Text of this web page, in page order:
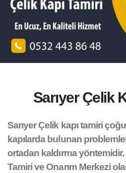
Sarıyer Çelik
Sarıyer Çelik kapı tamiri
kapılarda bulunan
ortadan kaldırma yöntemidir.
Tamiri ve Onarım Merkezi